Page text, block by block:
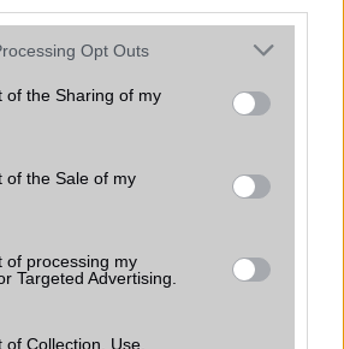
app uses one or more Google
or usage behaviour. You may click to
to Google and its third-party tags to
specified purposes in below Google
Opt Outs
of the Sharing of my
of the Sale of my
of processing my
Targeted Advertising.
Collection, Use,
amely észrevétlenül könnyíti
mindennapokat
alkalmazásokra esküszik, pedig az
a háttérben.
Samsung funkció teljesen
a mobilhasználatot –
tudnak róla
| Android Central